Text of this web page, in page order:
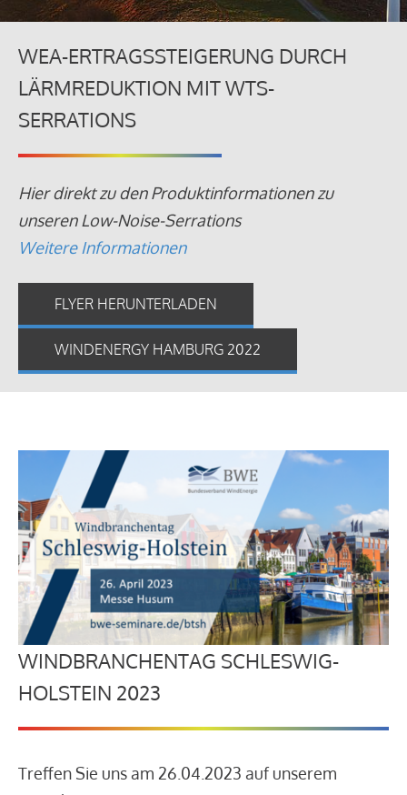
WEA-ERTRAGSSTEIGERUNG DURCH
LÄRMREDUKTION MIT WTS-
SERRATIONS
Hier direkt zu den Produktinformationen zu
unseren Low-Noise-Serrations
Weitere Informationen
FLYER HERUNTERLADEN
WINDENERGY HAMBURG 2022
WINDBRANCHENTAG SCHLESWIG-
HOLSTEIN 2023
Treffen Sie uns am 26.04.2023 auf unserem